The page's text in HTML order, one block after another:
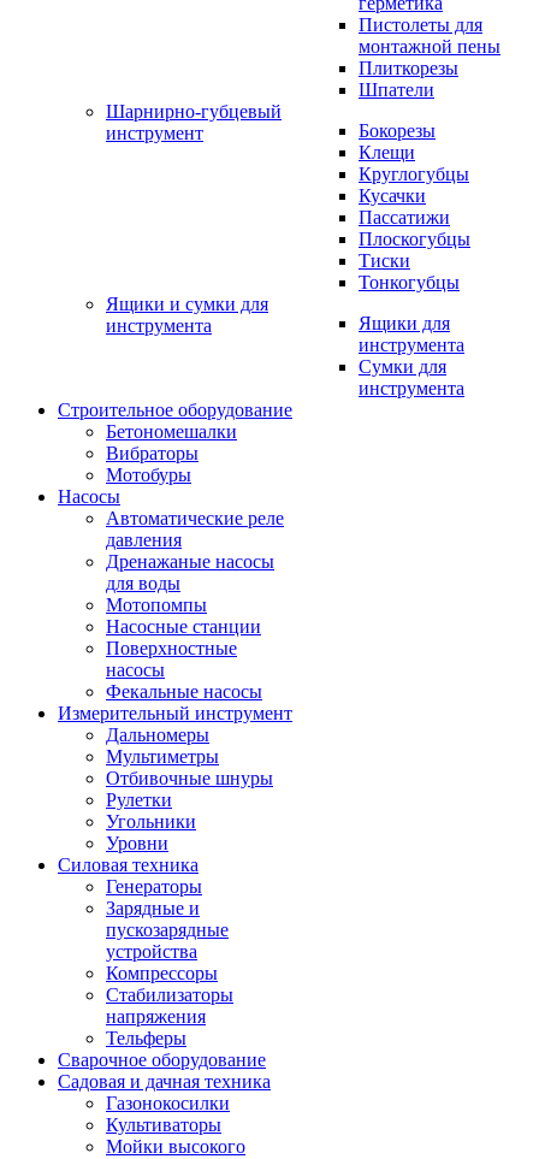
Пистолеты для
монтажной пены
Плиткорезы
Шпатели
Шарнирно-губцевый
инструмент
Бокорезы
Клещи
Круглогубцы
Кусачки
Пассатижи
Плоскогубцы
Тиски
Тонкогубцы
Ящики и сумки для
инструмента
Ящики для
инструмента
Сумки для
инструмента
Строительное оборудование
Бетономешалки
Вибраторы
Мотобуры
Насосы
Автоматические реле
давления
Дренажаные насосы
для воды
Мотопомпы
Насосные станции
Поверхностные
насосы
Фекальные насосы
Измерительный инструмент
Дальномеры
Мультиметры
Отбивочные шнуры
Рулетки
Угольники
Уровни
Силовая техника
Генераторы
Зарядные и
пускозарядные
устройства
Компрессоры
Стабилизаторы
напряжения
Тельферы
Сварочное оборудование
Садовая и дачная техника
Газонокосилки
Культиваторы
Мойки высокого